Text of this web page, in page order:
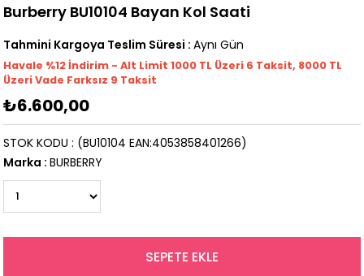
Burberry BU10104 Bayan Kol Saati
Tahmini Kargoya Teslim Süresi : Aynı Gün
Havale %12 İndirim - Alt Limit 1000 TL Üzeri 6 Taksit, 8000 TL
Üzeri Vade Farksız 9 Taksit
₺6.600,00
(BU10104 EAN:4053858401266)
STOK KODU
Marka : BURBERRY